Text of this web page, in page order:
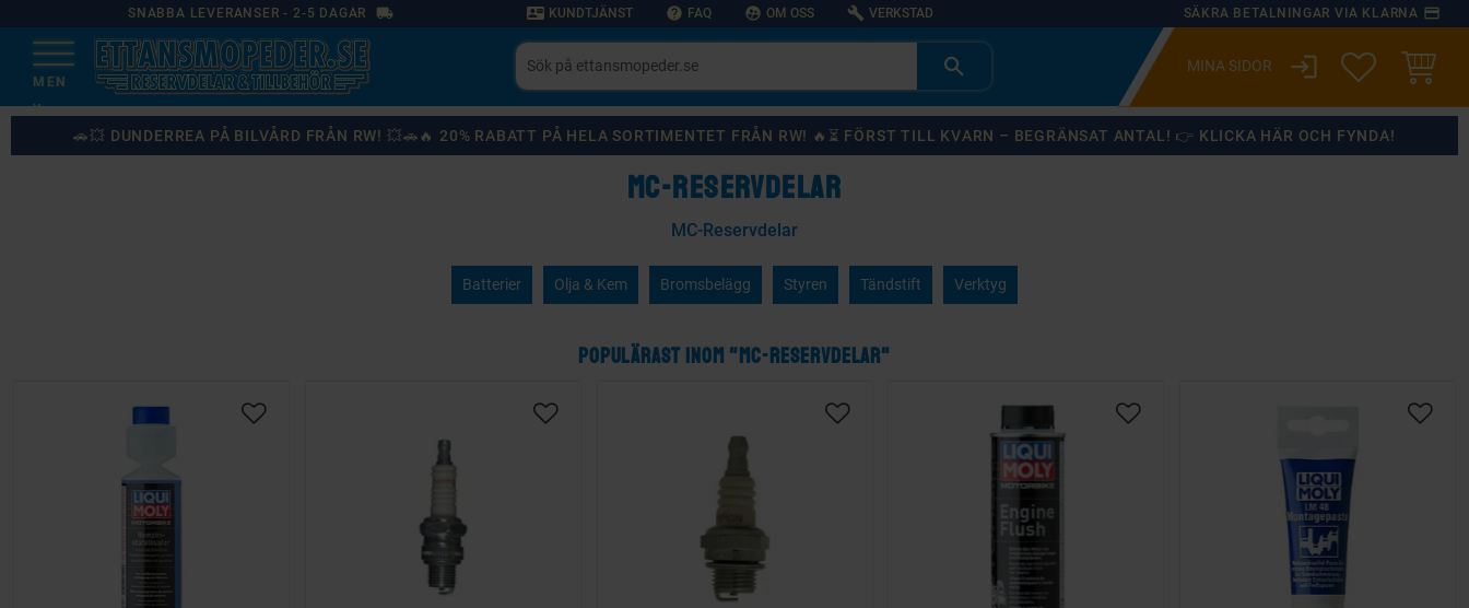
SNABBA LEVERANSER - 2-5 DAGAR local_shipping contact_mail KUNDTJÄNST help FAQ supervised_user_circle OM OSS build VERKSTAD SÄKRA BETALNINGAR VIA KLARNA payment
login ÖNSKELISTA
🚗💥 DUNDERREA PÅ BILVÅRD FRÅN RW! 💥🚗🔥 20% RABATT PÅ HELA SORTIMENTET FRÅN RW! 🔥⏳ FÖRST TILL KVARN – BEGRÄNSAT ANTAL! 👉 KLICKA HÄR OCH FYNDA!
MC-RESERVDELAR
MC-Reservdelar
Batterier Olja & Kem Bromsbelägg Styren Tändstift Verktyg
POPULÄRAST INOM "MC-RESERVDELAR"